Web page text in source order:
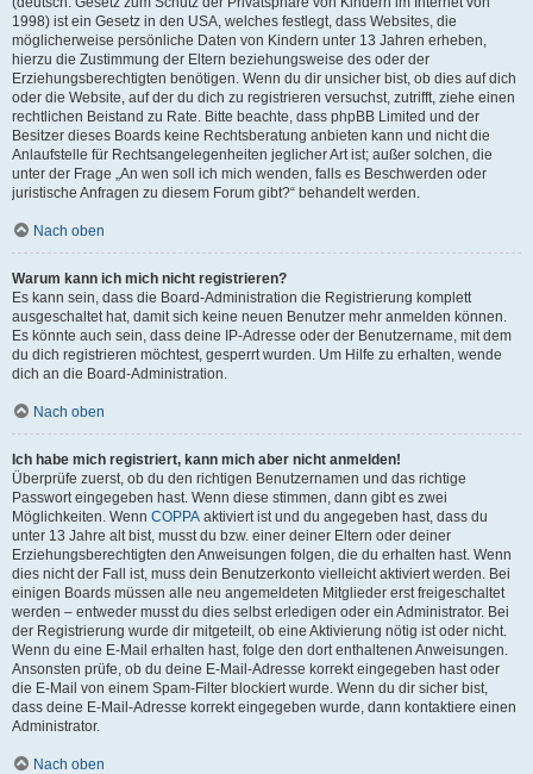
1998) ist ein Gesetz in den USA, welches festlegt, dass Websites, die
möglicherweise persönliche Daten von Kindern unter 13 Jahren erheben,
hierzu die Zustimmung der Eltern beziehungsweise des oder der
Erziehungsberechtigten benötigen. Wenn du dir unsicher bist, ob dies auf dich
oder die Website, auf der du dich zu registrieren versuchst, zutrifft, ziehe einen
rechtlichen Beistand zu Rate. Bitte beachte, dass phpBB Limited und der
Besitzer dieses Boards keine Rechtsberatung anbieten kann und nicht die
Anlaufstelle für Rechtsangelegenheiten jeglicher Art ist; außer solchen, die
unter der Frage „An wen soll ich mich wenden, falls es Beschwerden oder
juristische Anfragen zu diesem Forum gibt?“ behandelt werden.
Nach oben
Warum kann ich mich nicht registrieren?
Es kann sein, dass die Board-Administration die Registrierung komplett
ausgeschaltet hat, damit sich keine neuen Benutzer mehr anmelden können.
Es könnte auch sein, dass deine IP-Adresse oder der Benutzername, mit dem
du dich registrieren möchtest, gesperrt wurden. Um Hilfe zu erhalten, wende
dich an die Board-Administration.
Nach oben
Ich habe mich registriert, kann mich aber nicht anmelden!
Überprüfe zuerst, ob du den richtigen Benutzernamen und das richtige
Passwort eingegeben hast. Wenn diese stimmen, dann gibt es zwei
Möglichkeiten. Wenn COPPA aktiviert ist und du angegeben hast, dass du
unter 13 Jahre alt bist, musst du bzw. einer deiner Eltern oder deiner
Erziehungsberechtigten den Anweisungen folgen, die du erhalten hast. Wenn
dies nicht der Fall ist, muss dein Benutzerkonto vielleicht aktiviert werden. Bei
einigen Boards müssen alle neu angemeldeten Mitglieder erst freigeschaltet
werden – entweder musst du dies selbst erledigen oder ein Administrator. Bei
der Registrierung wurde dir mitgeteilt, ob eine Aktivierung nötig ist oder nicht.
Wenn du eine E-Mail erhalten hast, folge den dort enthaltenen Anweisungen.
Ansonsten prüfe, ob du deine E-Mail-Adresse korrekt eingegeben hast oder
die E-Mail von einem Spam-Filter blockiert wurde. Wenn du dir sicher bist,
dass deine E-Mail-Adresse korrekt eingegeben wurde, dann kontaktiere einen
Administrator.
Nach oben